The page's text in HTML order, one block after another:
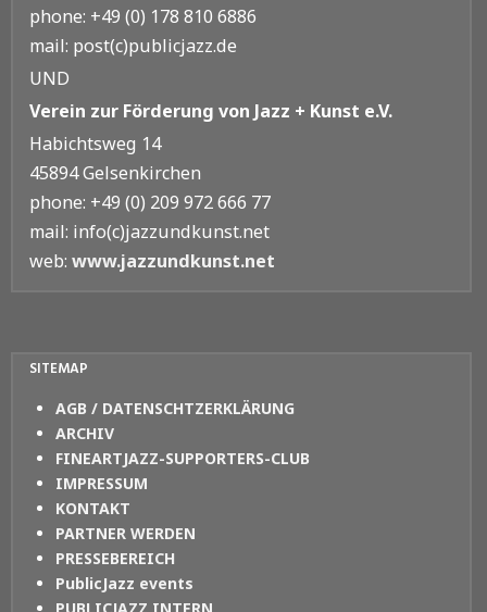
phone: +49 (0) 178 810 6886
mail: post(c)publicjazz.de
UND
Verein zur Förderung von Jazz + Kunst e.V.
Habichtsweg 14
45894 Gelsenkirchen
phone: +49 (0) 209 972 666 77
mail: info(c)jazzundkunst.net
web: www.jazzundkunst.net
SITEMAP
AGB / DATENSCHTZERKLÄRUNG
ARCHIV
FINEARTJAZZ-SUPPORTERS-CLUB
IMPRESSUM
KONTAKT
PARTNER WERDEN
PRESSEBEREICH
PublicJazz events